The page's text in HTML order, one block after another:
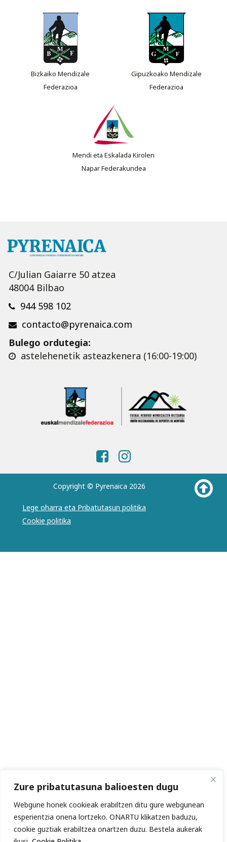
Zure pribatutasuna balioesten dugu
Webgune honek cookieak erabiltzen ditu gure webgunean
esperientzia onena lortzeko. ONARTU klikatzen baduzu,
cookie guztiak erabiltzea onartzen duzu. Bestela aukerak
Bizkaiko Mendizale
Federazioa
Gipuzkoako Mendizale
Federazioa
Mendi eta Eskalada Kirolen
Napar Federakundea
C/Julian Gaiarre 50 atzea
48004 Bilbao
944 598 102
contacto@pyrenaica.com
Bulego ordutegia:
astelehenetik asteazkenera (16:00-19:00)
Copyright © Pyrenaica 2026
Lege oharra eta Pribatutasun politika
Cookie politika